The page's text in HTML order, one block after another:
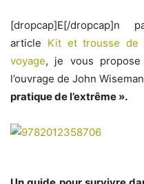
[dropcap]E[/
article Kit et trousse de
voyage, je vous
l’ouvrage de John
pratique de l’extrême ».